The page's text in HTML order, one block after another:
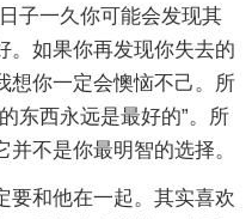
子一久你可能会发现其
。如果你再发现你失去的
想你一定会懊恼不己。所
东西永远是最好的”。所
不是你最明智的选择。
和他在一起。其实喜欢